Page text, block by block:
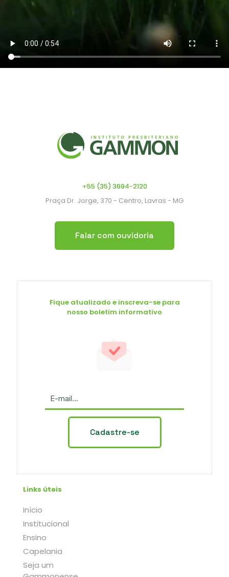
+55 (35) 3694-2120
Praça Dr. Jorge, 370 - Centro, Lavras - MG
Falar com ouvidoria
Links úteis
Início
Institucional
Ensino
Capelania
Seja um
Fique atualizado e inscreva-se para
nosso boletim informativo